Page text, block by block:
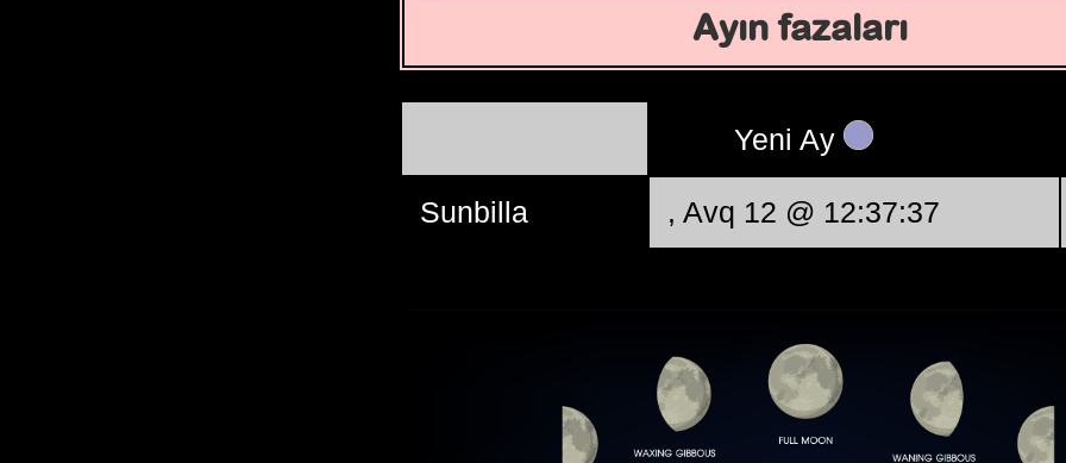
Ayın fazaları
Yeni Ay
Sunbilla , Avq 12 @ 12:37:37